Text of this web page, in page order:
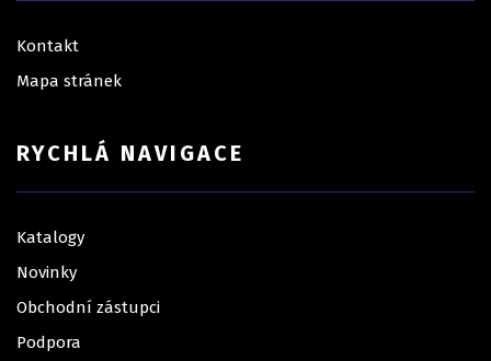
Kontakt
Mapa stránek
RYCHLÁ NAVIGACE
Katalogy
Novinky
Obchodní zástupci
Podpora